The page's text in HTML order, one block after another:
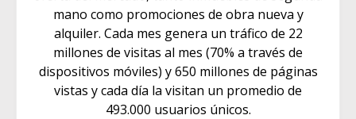
mano como promociones de obra nueva y
alquiler. Cada mes genera un tráfico de 22
millones de visitas al mes (70% a través de
dispositivos móviles) y 650 millones de páginas
vistas y cada día la visitan un promedio de
493.000 usuarios únicos.